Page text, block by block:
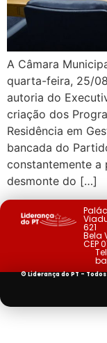
A Câmara
quarta-feira, 25/
autoria do
criação dos
Residência em
bancada do
constantemente a
desmonte do […]
621
Bela
CEP
© Liderança do PT -